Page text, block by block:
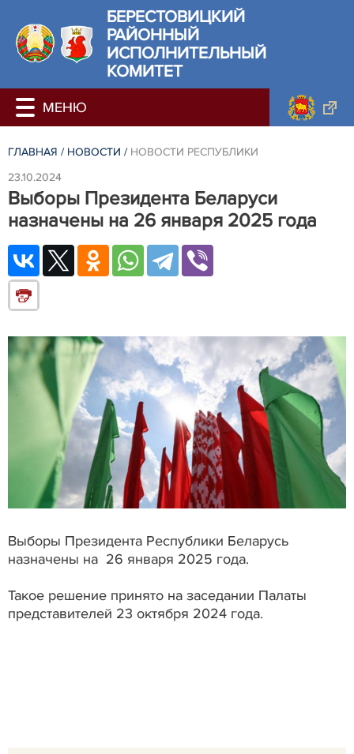
БЕРЕСТОВИЦКИЙ
РАЙОННЫЙ
ИСПОЛНИТЕЛЬНЫЙ
КОМИТЕТ
ГЛАВНАЯ / НОВОСТИ / НОВОСТИ РЕСПУБЛИКИ
23.10.2024
Выборы Президента Беларуси
назначены на 26 января 2025 года
Выборы Президента Республики Беларусь
назначены на 26 января 2025 года.
Такое решение принято на заседании Палаты
представителей 23 октября 2024 года.